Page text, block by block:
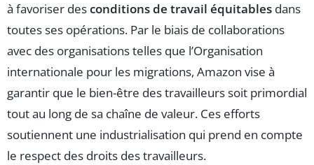
à favoriser desconditions de travail équitables dans
toutes ses opérations. Par le biais de collaborations
avec des organisations telles que l’Organisation
internationale pour les migrations, Amazon vise à
garantir que le bien-être des travailleurs soit primordial
tout au long de sa chaîne de valeur. Ces efforts
soutiennent une industrialisation qui prend en compte
le respect des droits des travailleurs.